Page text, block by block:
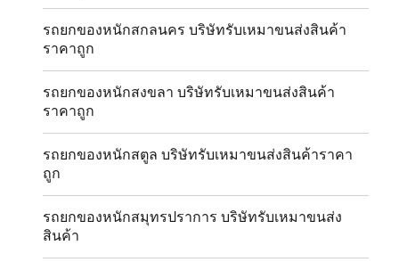
รถยกของหนักสกลนคร บริษัทรับเหมาขนส่งสินค้า
ราคาถูก
รถยกของหนักสงขลา บริษัทรับเหมาขนส่งสินค้า
ราคาถูก
รถยกของหนักสตูล บริษัทรับเหมาขนส่งสินค้าราคา
ถูก
รถยกของหนักสมุทรปราการ บริษัทรับเหมาขนส่ง
สินค้า